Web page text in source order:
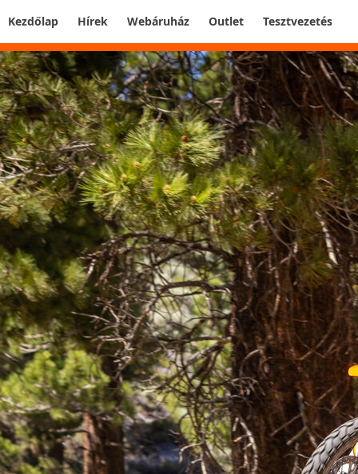
Kezdőlap Hírek Webáruház Outlet Tesztvezetés